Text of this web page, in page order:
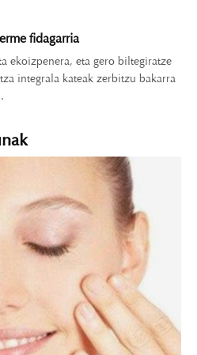
fidagarria
ekoizpenera, eta gero biltegiratze
integrala kateak zerbitzu bakarra